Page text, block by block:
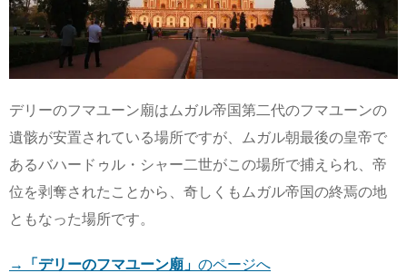
デリーのフマユーン廟はムガル帝国第二代のフマユーンの
遺骸が安置されている場所ですが、ムガル朝最後の皇帝で
あるバハードゥル・シャー二世がこの場所で捕えられ、帝
位を剥奪されたことから、奇しくもムガル帝国の終焉の地
ともなった場所です。
→ 「デリーのフマユーン廟」 のページへ